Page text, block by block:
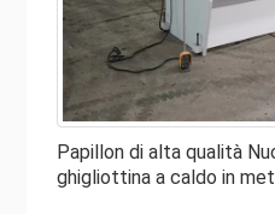
nonché riaffilate o
che la lama ha le dimensioni
tipo di operazione.
● Sistema di misurazione
Assicurati che la tua cesoia
Papillon di alta qualità
ghigliottina a caldo in